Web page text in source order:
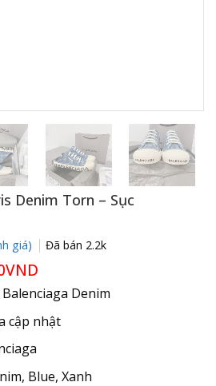
Denim Torn – Sục
giá) Đã bán 2.2k
VND
tại
là:
799.000VND.
Denim
cập nhật
Blue, Xanh